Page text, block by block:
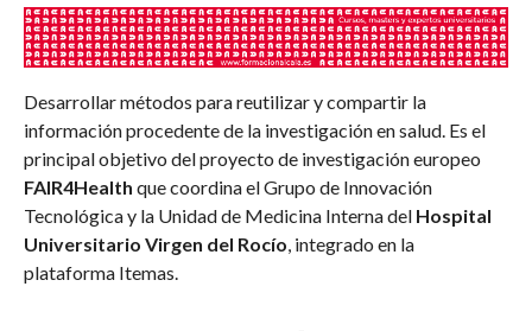
Desarrollar métodos para reutilizar y compartir la
información procedente de la investigación en salud. Es el
principal objetivo del proyecto de investigación europeo
FAIR4Health que coordina el Grupo de Innovación
Tecnológica y la Unidad de Medicina Interna del Hospital
Universitario Virgen del Rocío , integrado en la
plataforma Itemas.